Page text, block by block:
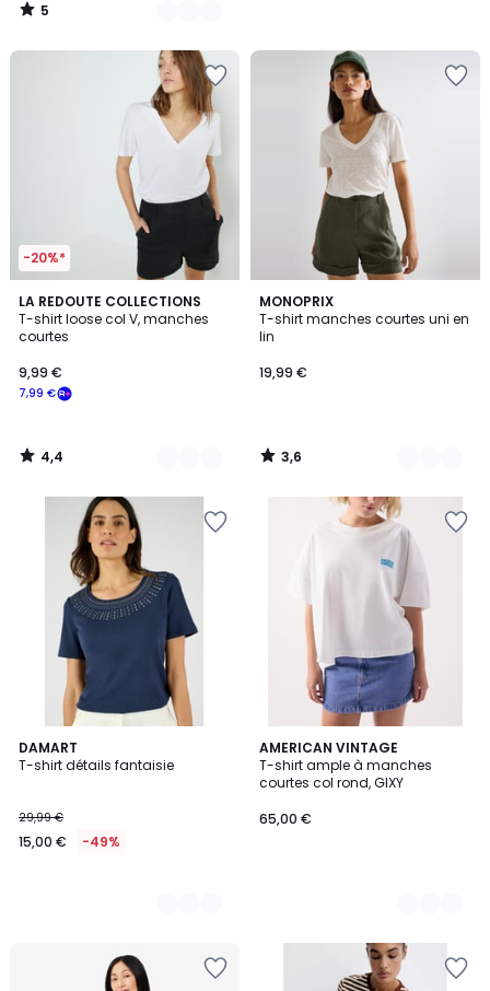
5
/
-20%*
LA REDOUTE COLLECTIONS
T-shirt loose col V, manches
courtes
7,99 €
9,99 €
4,4
/ 5
4
Couleurs
4,4
/
MONOPRIX
T-shirt manches courtes uni en
lin
19,99 €
3,6
/ 5
7
Couleurs
3,6
/
DAMART
T-shirt détails fantaisie
29,99 €
15,00 € -49%
3
Couleurs
AMERICAN VINTAGE
T-shirt ample à manches
courtes col rond, GIXY
65,00 €
2
Couleurs